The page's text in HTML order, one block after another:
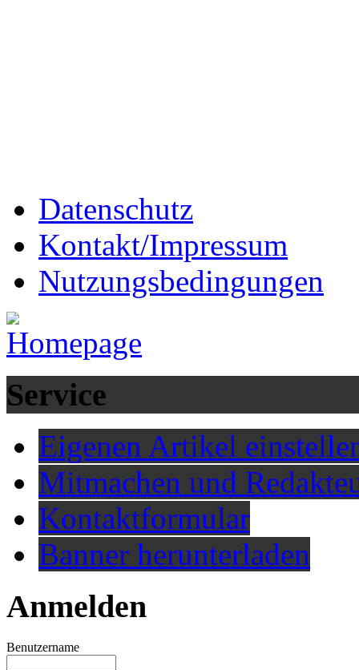
Datenschutz
Kontakt/Impressum
Nutzungsbedingungen
Service
Eigenen Artikel
Mitmachen und
Kontaktformular
Banner herunterladen
Anmelden
Benutzername